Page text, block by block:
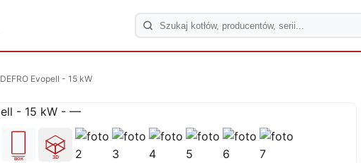
DEFRO Evopell - 15 kW